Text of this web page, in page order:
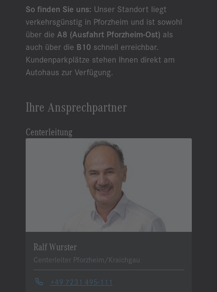
So finden Sie uns: Unser Standort liegt
verkehrsgünstig in Pforzheim und ist sowohl
über die A8 (Ausfahrt Pforzheim-Ost) als
auch über die B10 schnell erreichbar.
Kundenparkplätze stehen Ihnen direkt am
Autohaus zur Verfügung.
Ihre Ansprechpartner
Centerleitung
Ralf Wurster
Centerleiter Pforzheim/Kraichgau
+49 7231 495-111